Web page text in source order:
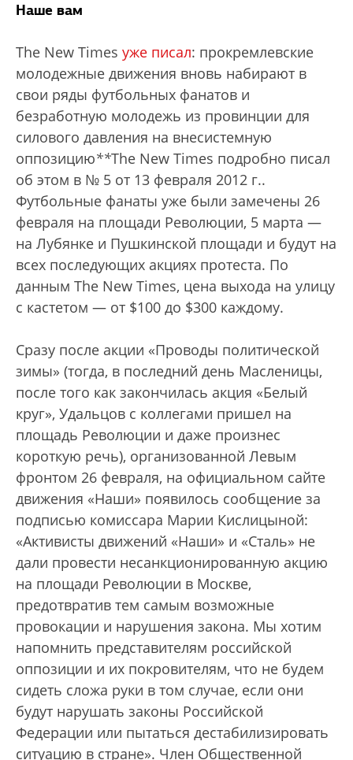
Наше вам
The New Times уже писал: прокремлевские
молодежные движения вновь набирают в
свои ряды футбольных фанатов и
безработную молодежь из провинции для
силового давления на внесистемную
оппозицию**The New Times подробно писал
об этом в № 5 от 13 февраля 2012 г..
Футбольные фанаты уже были замечены 26
февраля на площади Революции, 5 марта —
на Лубянке и Пушкинской площади и будут на
всех последующих акциях протеста. По
данным The New Times, цена выхода на улицу
с кастетом — от $100 до $300 каждому.
Сразу после акции «Проводы политической
зимы» (тогда, в последний день Масленицы,
после того как закончилась акция «Белый
круг», Удальцов с коллегами пришел на
площадь Революции и даже произнес
короткую речь), организованной Левым
фронтом 26 февраля, на официальном сайте
движения «Наши» появилось сообщение за
подписью комиссара Марии Кислицыной:
«Активисты движений «Наши» и «Сталь» не
дали провести несанкционированную акцию
на площади Революции в Москве,
предотвратив тем самым возможные
провокации и нарушения закона. Мы хотим
напомнить представителям российской
оппозиции и их покровителям, что не будем
сидеть сложа руки в том случае, если они
будут нарушать законы Российской
Федерации или пытаться дестабилизировать
ситуацию в стране». Член Общественной